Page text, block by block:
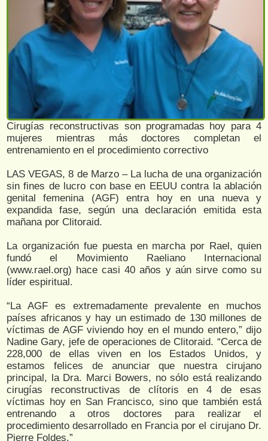
Cirugías reconstructivas son programadas hoy para 4
mujeres mientras más doctores completan el
entrenamiento en el procedimiento correctivo
LAS VEGAS, 8 de Marzo – La lucha de una organización
sin fines de lucro con base en EEUU contra la ablación
genital femenina (AGF) entra hoy en una nueva y
expandida fase, según una declaración emitida esta
mañana por Clitoraid.
La organización fue puesta en marcha por Rael, quien
fundó el Movimiento Raeliano Internacional
(www.rael.org) hace casi 40 años y aún sirve como su
líder espiritual.
“La AGF es extremadamente prevalente en muchos
países africanos y hay un estimado de 130 millones de
víctimas de AGF viviendo hoy en el mundo entero,” dijo
Nadine Gary, jefe de operaciones de Clitoraid. “Cerca de
228,000 de ellas viven en los Estados Unidos, y
estamos felices de anunciar que nuestra cirujano
principal, la Dra. Marci Bowers, no sólo está realizando
cirugías reconstructivas de clítoris en 4 de esas
víctimas hoy en San Francisco, sino que también está
entrenando a otros doctores para realizar el
procedimiento desarrollado en Francia por el cirujano Dr.
Pierre Foldes.”